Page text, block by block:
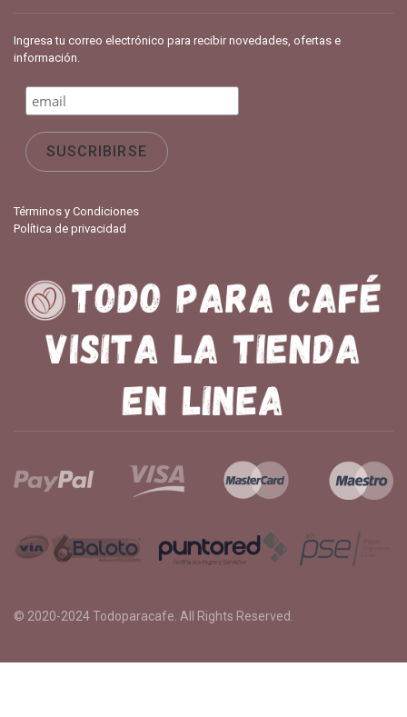
Ingresa tu correo electrónico para recibir novedades, ofertas e
información.
Términos y Condiciones
Política de privacidad
© 2020-2024Todoparacafe . All Rights Reserved.